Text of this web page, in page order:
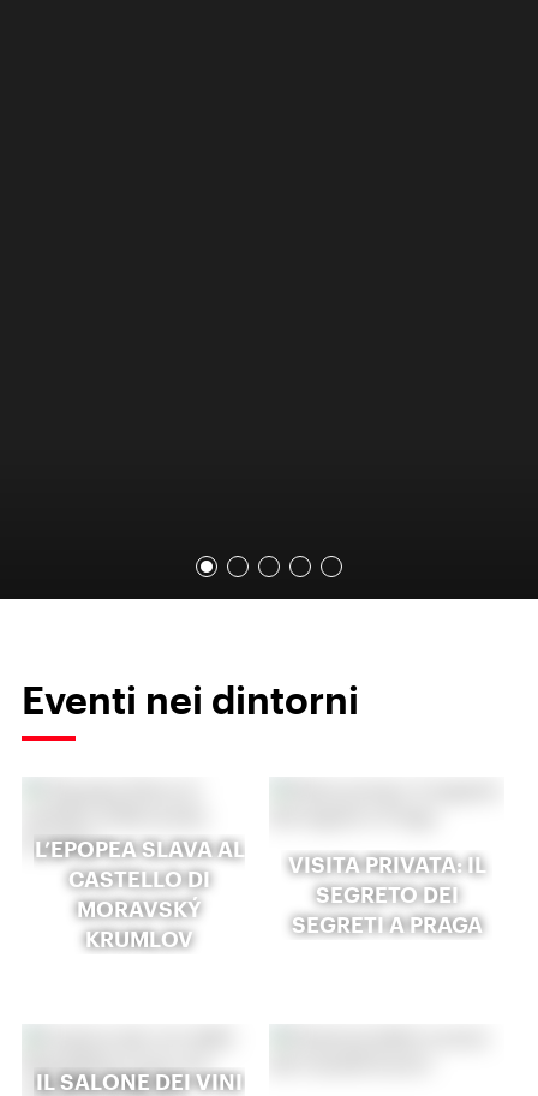
Eventi nei dintorni
L’EPOPEA SLAVA AL
CASTELLO DI
MORAVSKÝ
KRUMLOV
VISITA PRIVATA: IL
SEGRETO DEI
SEGRETI A PRAGA
IL SALONE DEI VINI